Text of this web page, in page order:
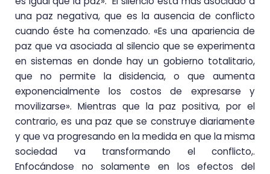
una paz negativa, que es la ausencia de conflicto
cuando éste ha comenzado. «Es una apariencia de
paz que va asociada al silencio que se experimenta
en sistemas en donde hay un gobierno totalitario,
que no permite la disidencia, o que aumenta
exponencialmente los costos de expresarse y
movilizarse». Mientras que la paz positiva, por el
contrario, es una paz que se construye diariamente
y que va progresando en la medida en que la misma
sociedad va transformando el conflicto,.
Enfocándose no solamente en los efectos del